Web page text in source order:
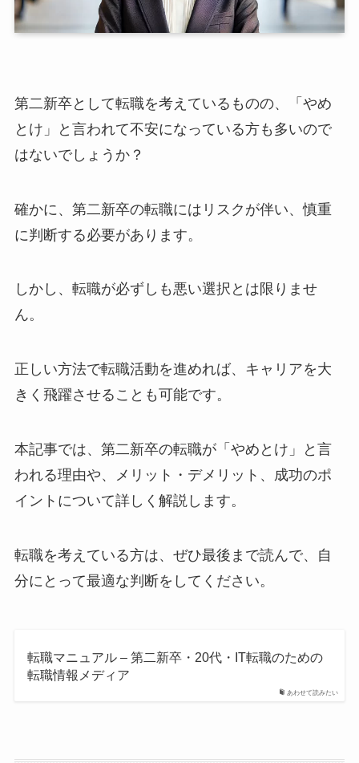
第二新卒として転職を考えているものの、「やめ
とけ」と言われて不安になっている方も多いので
はないでしょうか？
確かに、第二新卒の転職にはリスクが伴い、慎重
に判断する必要があります。
しかし、転職が必ずしも悪い選択とは限りませ
ん。
正しい方法で転職活動を進めれば、キャリアを大
きく飛躍させることも可能です。
本記事では、第二新卒の転職が「やめとけ」と言
われる理由や、メリット・デメリット、成功のポ
イントについて詳しく解説します。
転職を考えている方は、ぜひ最後まで読んで、自
分にとって最適な判断をしてください。
あわせて読みたい
転職マニュアル – 第二新卒・20代・IT転職のための
転職情報メディア